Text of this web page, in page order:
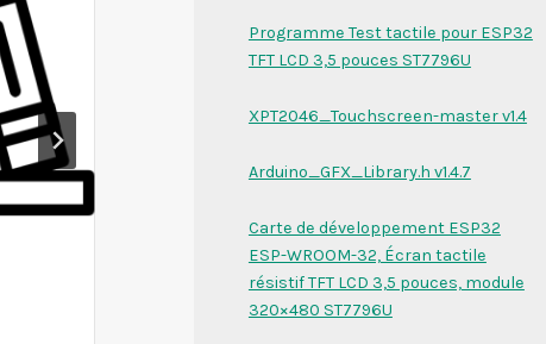
Adafruit_ST7789.h
Programme Test tactile pour ESP32
TFT LCD 3,5 pouces ST7796U
XPT2046_Touchscreen-master v1.4
Arduino_GFX_Library.h v1.4.7
Carte de développement ESP32
ESP-WROOM-32, Écran tactile
résistif TFT LCD 3,5 pouces, module
320×480 ST7796U